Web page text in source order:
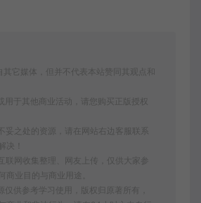
其它媒体，但并不代表本站赞同其观点和
用于其他商业活动，请您购买正版授权
妥之处的资源，请在网站右边客服联系
决！
联网收集整理、网友上传，仅供大家参
商业目的与商业用途。
仅供参考学习使用，版权归原著所有，